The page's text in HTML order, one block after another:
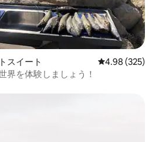
スイート レビュー325
4.98 (325)
界を体験しましょう！
です。